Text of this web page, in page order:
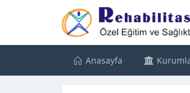
Anasayfa